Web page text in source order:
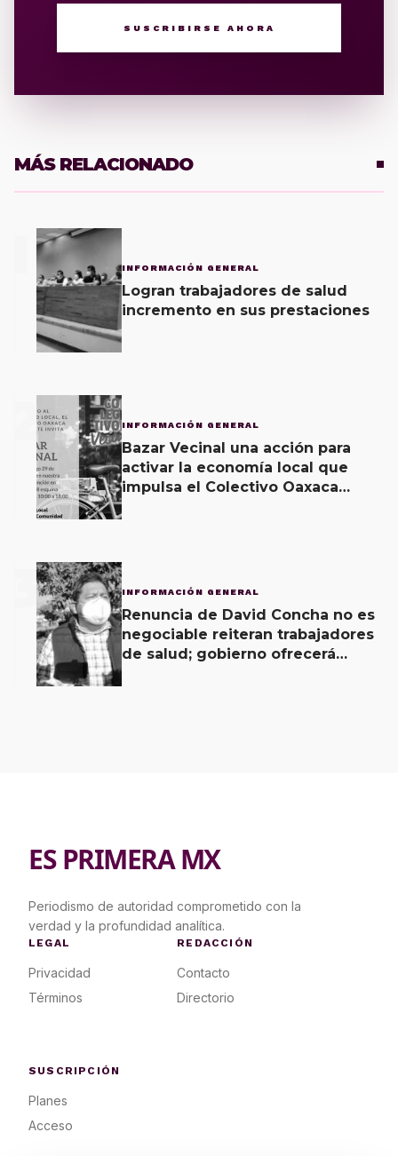
SUSCRIBIRSE AHORA
MÁS RELACIONADO
INFORMACIÓN GENERAL
Logran trabajadores de salud
incremento en sus prestaciones
2 INFORMACIÓN GENERAL
Bazar Vecinal una acción para
activar la economía local que
impulsa el Colectivo Oaxaca
3 INFORMACIÓN GENERAL
Renuncia de David Concha no es
negociable reiteran trabajadores
de salud; gobierno ofrecerá
ES PRIMERA MX
Periodismo de autoridad comprometido con la
verdad y la profundidad analítica.
LEGAL
Privacidad
Términos
REDACCIÓN
Contacto
Directorio
SUSCRIPCIÓN
Planes
Acceso